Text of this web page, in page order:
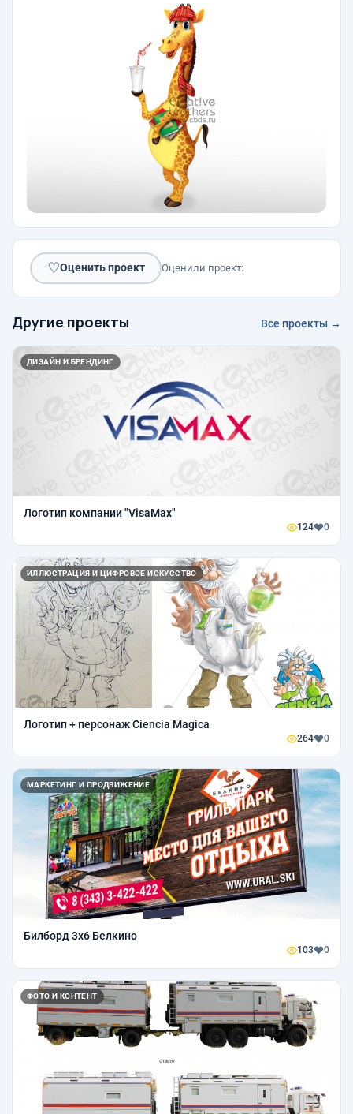
♡Оценить проект Оценили проект:
Другие проекты Все проекты →
ДИЗАЙН И БРЕНДИНГ
Логотип компании "VisaMax"
124 0
ИЛЛЮСТРАЦИЯ И ЦИФРОВОЕ ИСКУССТВО
Логотип + персонаж Ciencia Magica
264 0
МАРКЕТИНГ И ПРОДВИЖЕНИЕ
Билборд 3х6 Белкино
103 0
ФОТО И КОНТЕНТ